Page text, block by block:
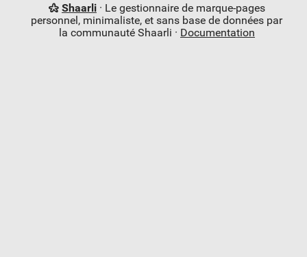
Shaarli· Le gestionnaire de marque-pages
personnel, minimaliste, et sans base de données par
la communauté Shaarli · Documentation